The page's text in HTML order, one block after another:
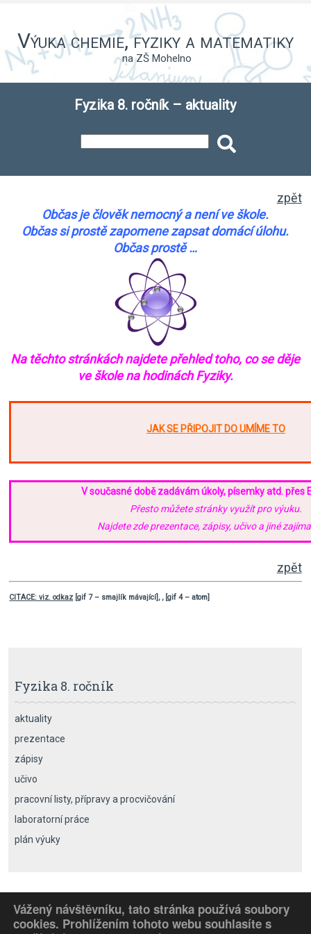
Výuka chemie, fyziky a matematiky
na ZŠ Mohelno
Fyzika 8. ročník – aktuality
zpět
Občas je člověk nemocný a není ve škole.
Občas si prostě zapomene zapsat domácí úlohu.
Občas prostě …
Na těchto stránkách najdete přehled toho, co se děje
ve škole na hodinách Fyziky.
JAK SE PŘIPOJIT DO UMÍME TO
V současné době zadávám úkoly, písemky atd. přes
Přesto můžete stránky využít pro výuku.
Najdete zde prezentace, zápisy, učivo a jiné
zpět
CITACE: viz. odkaz [gif 7 – smajlík mávající], , [gif 4 – atom]
Fyzika 8. ročník
aktuality
prezentace
zápisy
učivo
pracovní listy, přípravy a procvičování
laboratorní práce
plán výuky
Vážený návštěvníku, tato stránka používá soubory
cookies. Prohlížením tohoto webu souhlasíte s